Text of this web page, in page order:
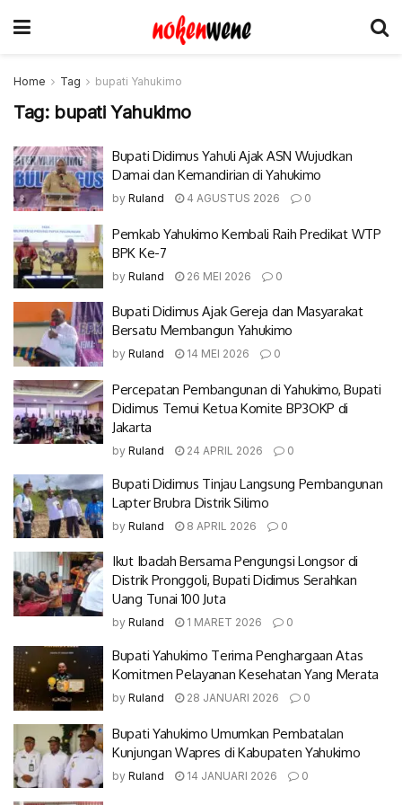
Home Tag bupati Yahukimo
Tag: bupati Yahukimo
Bupati Didimus Yahuli Ajak ASN Wujudkan
Damai dan Kemandirian di Yahukimo
by Ruland 4 AGUSTUS 2026 0
Pemkab Yahukimo Kembali Raih Predikat WTP
BPK Ke-7
by Ruland 26 MEI 2026 0
Bupati Didimus Ajak Gereja dan Masyarakat
Bersatu Membangun Yahukimo
by Ruland 14 MEI 2026 0
Percepatan Pembangunan di Yahukimo, Bupati
Didimus Temui Ketua Komite BP3OKP di
Jakarta
by Ruland 24 APRIL 2026 0
Bupati Didimus Tinjau Langsung Pembangunan
Lapter Brubra Distrik Silimo
by Ruland 8 APRIL 2026 0
Ikut Ibadah Bersama Pengungsi Longsor di
Distrik Pronggoli, Bupati Didimus Serahkan
Uang Tunai 100 Juta
by Ruland 1 MARET 2026 0
Bupati Yahukimo Terima Penghargaan Atas
Komitmen Pelayanan Kesehatan Yang Merata
by Ruland 28 JANUARI 2026 0
Bupati Yahukimo Umumkan Pembatalan
Kunjungan Wapres di Kabupaten Yahukimo
by Ruland 14 JANUARI 2026 0